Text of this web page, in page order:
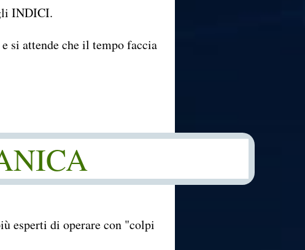
INDICI.
si attende che il tempo faccia
esperti di operare con "colpi